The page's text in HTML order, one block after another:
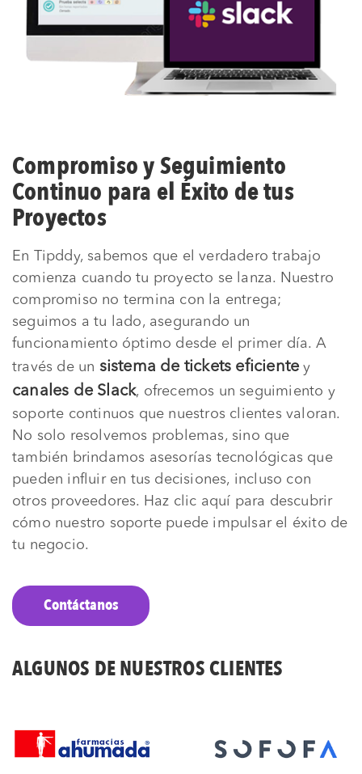
Compromiso y Seguimiento
Continuo para el Éxito de tus
Proyectos
En Tipddy, sabemos que el verdadero trabajo
comienza cuando tu proyecto se lanza. Nuestro
compromiso no termina con la entrega;
seguimos a tu lado, asegurando un
funcionamiento óptimo desde el primer día. A
través de un sistema de tickets eficiente y
canales de Slack, ofrecemos un seguimiento y
soporte continuos que nuestros clientes valoran.
No solo resolvemos problemas, sino que
también brindamos asesorías tecnológicas que
pueden influir en tus decisiones, incluso con
otros proveedores. Haz clic aquí para descubrir
cómo nuestro soporte puede impulsar el éxito de
tu negocio.
Contáctanos
ALGUNOS DE NUESTROS CLIENTES